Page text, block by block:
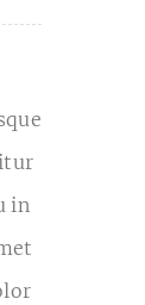
in